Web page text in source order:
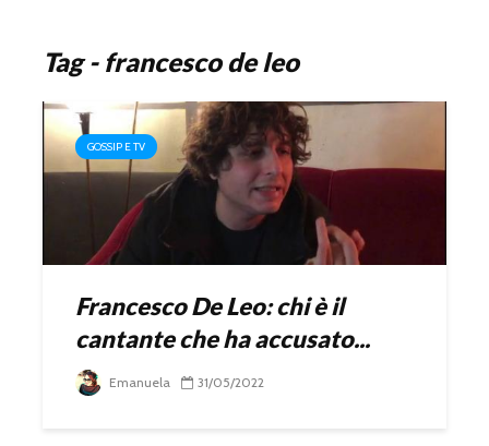
Tag - francesco de leo
GOSSIP E TV
Francesco De Leo: chi è il
cantante che ha accusato...
Emanuela 31/05/2022